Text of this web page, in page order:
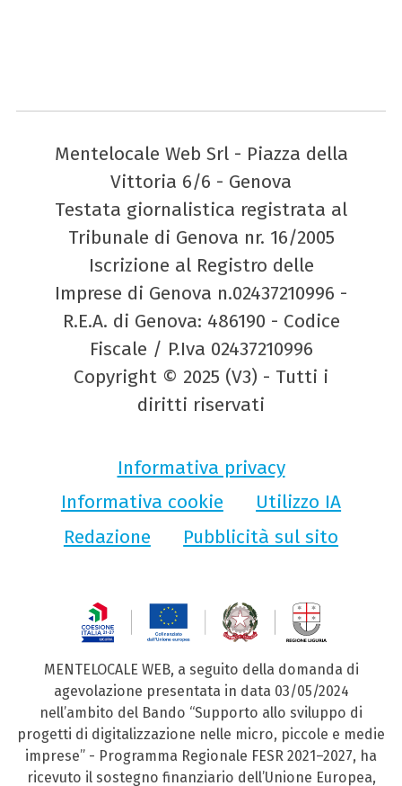
Mentelocale Web Srl - Piazza della
Vittoria 6/6 - Genova
Testata giornalistica registrata al
Tribunale di Genova nr. 16/2005
Iscrizione al Registro delle
Imprese di Genova n.02437210996 -
R.E.A. di Genova: 486190 - Codice
Fiscale / P.Iva 02437210996
Copyright © 2025 (V3) - Tutti i
diritti riservati
Informativa privacy
Informativa cookie
Utilizzo IA
Redazione
Pubblicità sul sito
MENTELOCALE WEB, a seguito della domanda di
agevolazione presentata in data 03/05/2024
nell’ambito del Bando “Supporto allo sviluppo di
progetti di digitalizzazione nelle micro, piccole e medie
imprese” - Programma Regionale FESR 2021–2027, ha
ricevuto il sostegno finanziario dell’Unione Europea,